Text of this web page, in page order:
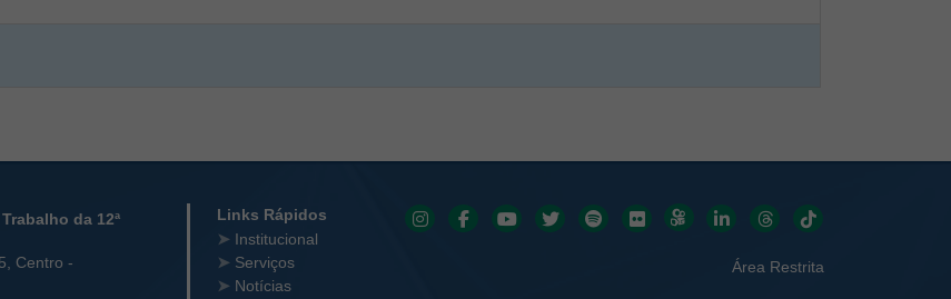
da 12ª
Centro -
Links Rápidos
Institucional
Serviços
Notícias
Redes sociais
Área Restrita